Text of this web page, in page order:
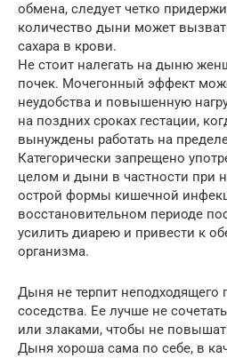
обмена, следует четко
количество дыни может
сахара в крови.
Не стоит налегать на дыню
почек. Мочегонный эффект
неудобства и повышенную
на поздних сроках гестации,
вынуждены работать на
Категорически запрещено
целом и дыни в частности при
острой формы кишечной
восстановительном периоде
усилить диарею и привести к
организма.
Дыня не терпит неподходящего
соседства. Ее лучше не
или злаками, чтобы не
Дыня хороша сама по себе, в